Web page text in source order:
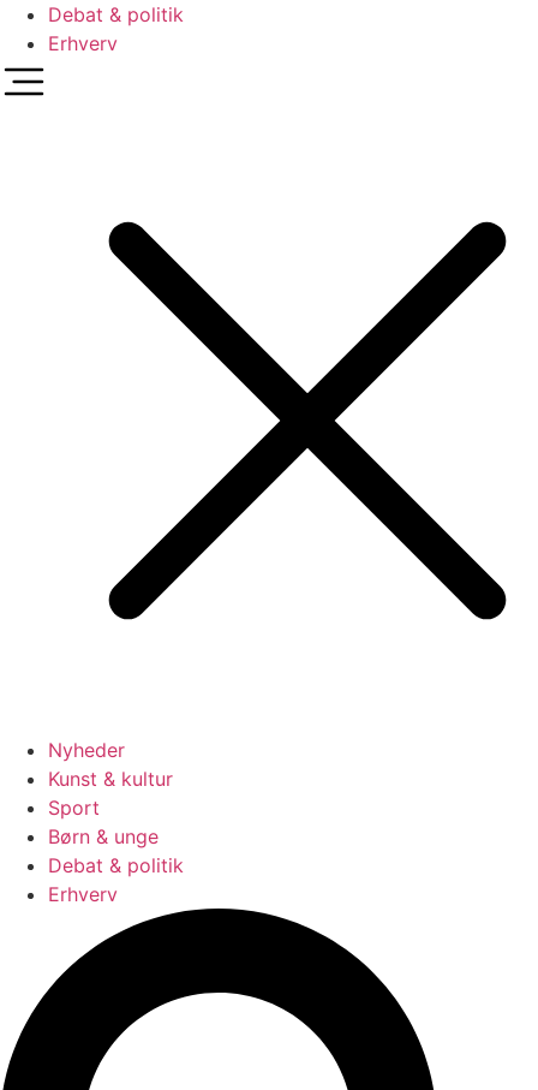
Debat & politik
Erhverv
Nyheder
Kunst & kultur
Sport
Børn & unge
Debat & politik
Erhverv